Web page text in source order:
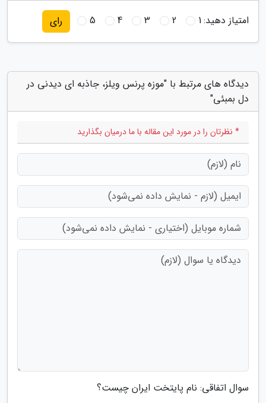
امتیاز دهید:1
2
3
4
5 رای
دیدگاه های مرتبط با "موزه پرنس ویلز، جاذبه ای دیدنی در
دل بمبئی"
* نظرتان را در مورد این مقاله با ما درمیان بگذارید
سوال اتفاقی: نام پایتخت ایران چیست؟